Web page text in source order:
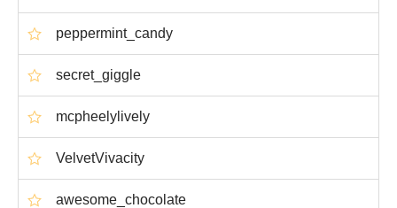
peppermint_candy
secret_giggle
mcpheelylively
VelvetVivacity
awesome_chocolate